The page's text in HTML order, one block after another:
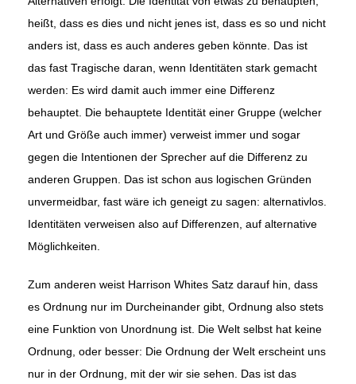
heißt, dass es dies und nicht jenes ist, dass es so und nicht
anders ist, dass es auch anderes geben könnte. Das ist
das fast Tragische daran, wenn Identitäten stark gemacht
werden: Es wird damit auch immer eine Differenz
behauptet. Die behauptete Identität einer Gruppe (welcher
Art und Größe auch immer) verweist immer und sogar
gegen die Intentionen der Sprecher auf die Differenz zu
anderen Gruppen. Das ist schon aus logischen Gründen
unvermeidbar, fast wäre ich geneigt zu sagen: alternativlos.
Identitäten verweisen also auf Differenzen, auf alternative
Möglichkeiten.
Zum anderen weist Harrison Whites Satz darauf hin, dass
es Ordnung nur im Durcheinander gibt, Ordnung also stets
eine Funktion von Unordnung ist. Die Welt selbst hat keine
Ordnung, oder besser: Die Ordnung der Welt erscheint uns
nur in der Ordnung, mit der wir sie sehen. Das ist das